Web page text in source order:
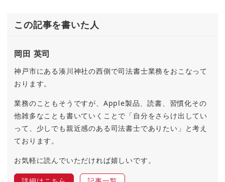
この記事を書いた人
岡田 英司
神戸市にある湊川神社の西側で司法書士業務をおこなって
おります。
業務のこともそうですが、Apple製品、読書、習慣化その
他雑多なことも書いていくことで「自分をさらけ出してい
って、少しでも親近感のある司法書士でありたい」と考え
ております。
お気軽に読んでいただければ嬉しいです。